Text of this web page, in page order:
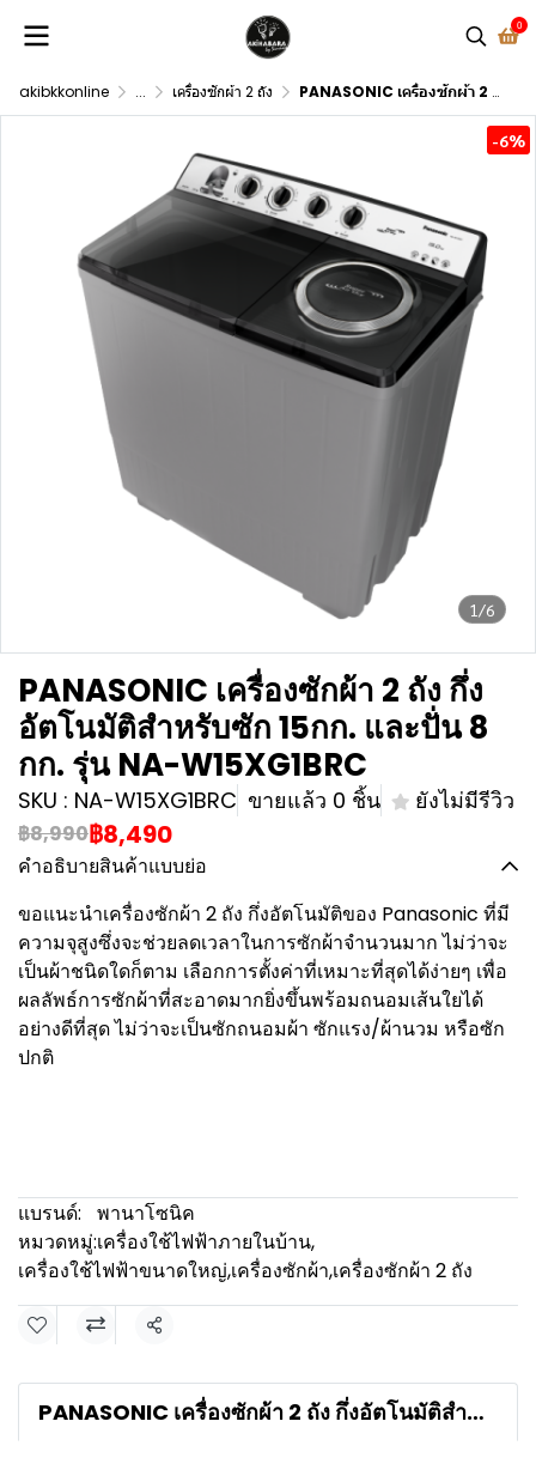
0
akibkkonline ... เครื่องซักผ้า 2 ถัง PANASONIC เครื่องซักผ้า 2 ถัง กึ่งอัตโนมัติสำหรับซัก 15กก. และปั่น 8 กก. รุ่น NA-W15XG1BRC
1/6
-6%
PANASONIC เครื่องซักผ้า 2 ถัง กึ่ง
อัตโนมัติสำหรับซัก 15กก. และปั่น 8
กก. รุ่น NA-W15XG1BRC
SKU : NA-W15XG1BRC ขายแล้ว 0 ชิ้น ยังไม่มีรีวิว
฿8,990฿8,490
คำอธิบายสินค้าแบบย่อ
ขอแนะนำเครื่องซักผ้า 2 ถัง กึ่งอัตโนมัติของ Panasonic ที่มี
ความจุสูงซึ่งจะช่วยลดเวลาในการซักผ้าจำนวนมาก ไม่ว่าจะ
เป็นผ้าชนิดใดก็ตาม เลือกการตั้งค่าที่เหมาะที่สุดได้ง่ายๆ เพื่อ
ผลลัพธ์การซักผ้าที่สะอาดมากยิ่งขึ้นพร้อมถนอมเส้นใยได้
อย่างดีที่สุด ไม่ว่าจะเป็นซักถนอมผ้า ซักแรง/ผ้านวม หรือซัก
ปกติ
แบรนด์:
พานาโซนิค
หมวดหมู่:เครื่องใช้ไฟฟ้าภายในบ้าน,
เครื่องใช้ไฟฟ้าขนาดใหญ่,เครื่องซักผ้า,เครื่องซักผ้า 2 ถัง
แชร์
PANASONIC เครื่องซักผ้า 2 ถัง กึ่งอัตโนมัติสำหรับซัก 15กก. และปั่น 8 กก. รุ่น NA-W15XG1BRCรายละเอียดสินค้า